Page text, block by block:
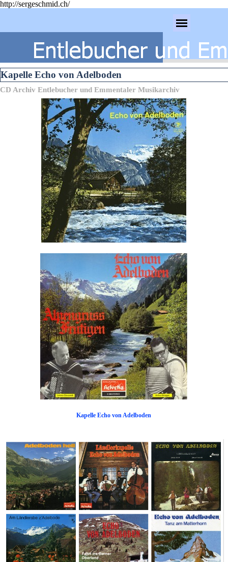
http://sergeschmid.ch/
Kapelle Echo von Adelboden
CD Archiv Entlebucher und Emmentaler Musikarchiv
Kapelle Echo von Adelboden